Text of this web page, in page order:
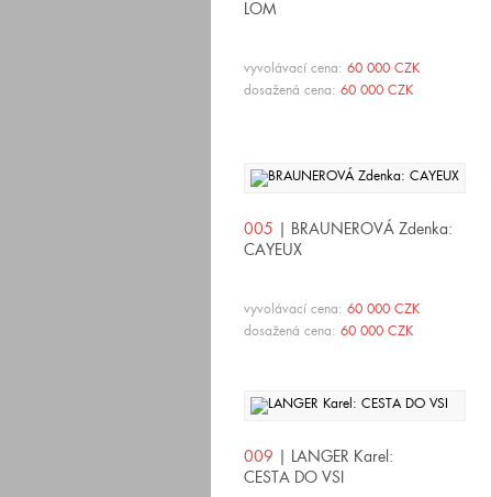
LOM
vyvolávací cena: 60 000 CZK
dosažená cena: 60 000 CZK
005 | BRAUNEROVÁ Zdenka:
CAYEUX
vyvolávací cena: 60 000 CZK
dosažená cena: 60 000 CZK
009 | LANGER Karel:
CESTA DO VSI